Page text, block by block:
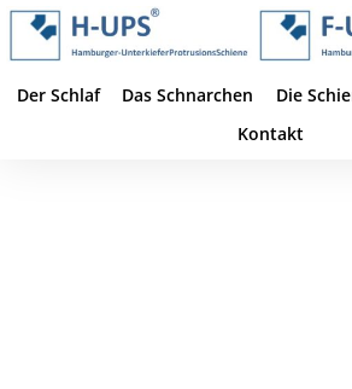
Der Schlaf Das Schnar­chen Die
Kon­takt